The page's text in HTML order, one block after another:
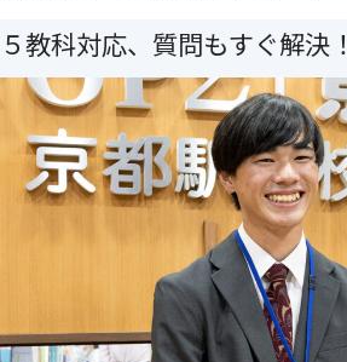
５教科対応、質問もすぐ解決！